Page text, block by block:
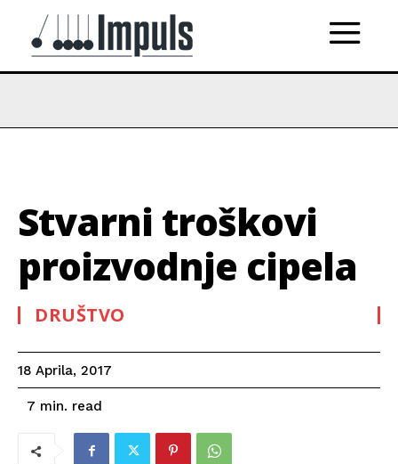
Stvarni troškovi
proizvodnje cipela
DRUŠTVO
18 Aprila, 2017
7 min. read